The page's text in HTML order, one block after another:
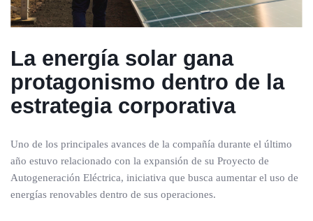
La energía solar gana
protagonismo dentro de la
estrategia corporativa
Uno de los principales avances de la compañía durante el último
año estuvo relacionado con la expansión de su Proyecto de
Autogeneración Eléctrica, iniciativa que busca aumentar el uso de
energías renovables dentro de sus operaciones.